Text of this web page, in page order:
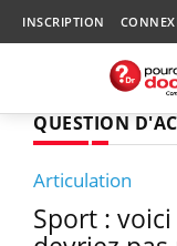
INSCRIPTION
QUESTION
Articulation
Sport :